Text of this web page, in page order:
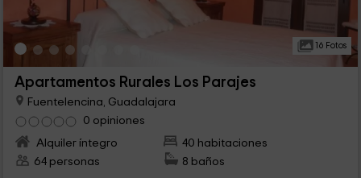
16 Fotos
Apartamentos Rurales Los Parajes
Fuentelencina, Guadalajara
0 opiniones
Alquiler íntegro
40 habitaciones
64 personas
8 baños